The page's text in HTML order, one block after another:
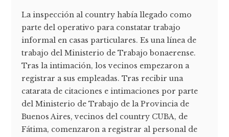
La inspección al country había llegado como
parte del operativo para constatar trabajo
informal en casas particulares. Es una línea de
trabajo del Ministerio de Trabajo bonaerense.
Tras la intimación, los vecinos empezaron a
registrar a sus empleadas. Tras recibir una
catarata de citaciones e intimaciones por parte
del Ministerio de Trabajo de la Provincia de
Buenos Aires, vecinos del country CUBA, de
Fátima, comenzaron a registrar al personal de